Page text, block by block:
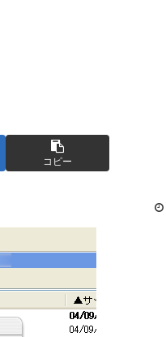
コピー